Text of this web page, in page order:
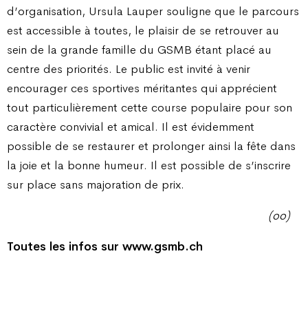
d’organisation, Ursula Lauper souligne que le parcours
est accessible à toutes, le plaisir de se retrouver au
sein de la grande famille du GSMB étant placé au
centre des priorités. Le public est invité à venir
encourager ces sportives méritantes qui apprécient
tout particulièrement cette course populaire pour son
caractère convivial et amical. Il est évidemment
possible de se restaurer et prolonger ainsi la fête dans
la joie et la bonne humeur. Il est possible de s’inscrire
sur place sans majoration de prix.
(oo)
Toutes les infos sur www.gsmb.ch